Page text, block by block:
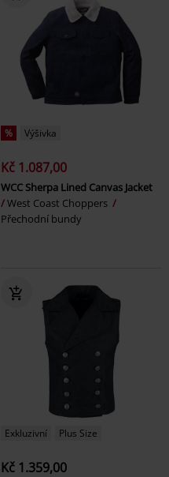
% Výšivka
Kč 1.087,00
WCC Sherpa Lined Canvas Jacket
West Coast Choppers
Přechodní bundy
Exkluzivní Plus Size
Kč 1.359,00